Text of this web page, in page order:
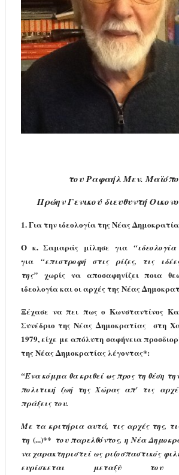
του Ραφαήλ Μεν.
Πρώην Γενικού διευθυντή
1.Για την ιδεολογία της Νέας
Ο κ. Σαμαράς μίλησε για “
για “επιστροφή στις ρίζες, τις
της”
χωρίς να αποσαφηνίζει ποια
ιδεολογία και οι αρχές της Νέας
Ξέχασε να πει πως ο Κωνσταντίνος
Συνέδριο της Νέας Δημοκρατίας στη
1979, είχε με απόλυτη σαφήνεια
της Νέας Δημοκρατίας λέγοντας*:
“Ένα κόμμα θα κριθεί ως προς τη θέση
πολιτική ζωή της Χώρας απ' τις
πράξεις του.
Με τα κριτήρια αυτά, τις αρχές της,
τη (...)** του παρελθόντος, η Νέα
να χαρακτηριστεί ως ριζοσπαστικός
ευρίσκεται μεταξύ του